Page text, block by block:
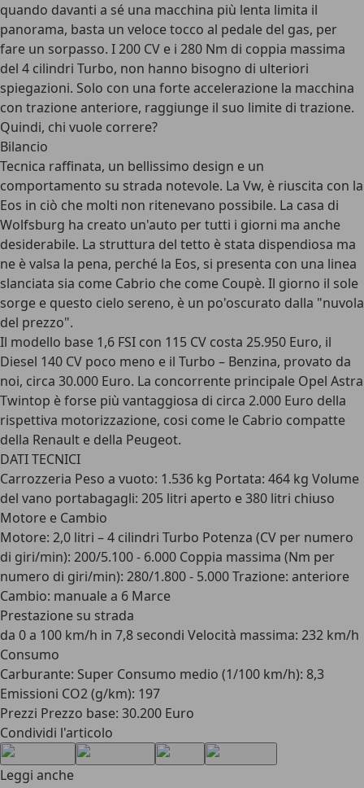
quando davanti a sé una macchina più lenta limita il
panorama, basta un veloce tocco al pedale del gas, per
fare un sorpasso. I 200 CV e i 280 Nm di coppia massima
del 4 cilindri Turbo, non hanno bisogno di ulteriori
spiegazioni. Solo con una forte accelerazione la macchina
con trazione anteriore, raggiunge il suo limite di trazione.
Quindi, chi vuole correre?
Bilancio
Tecnica raffinata, un bellissimo design e un
comportamento su strada notevole. La Vw, è riuscita con la
Eos in ciò che molti non ritenevano possibile. La casa di
Wolfsburg ha creato un'auto per tutti i giorni ma anche
desiderabile. La struttura del tetto è stata dispendiosa ma
ne è valsa la pena, perché la Eos, si presenta con una linea
slanciata sia come Cabrio che come Coupè. Il giorno il sole
sorge e questo cielo sereno, è un po'oscurato dalla "nuvola
del prezzo".
Il modello base 1,6 FSI con 115 CV costa 25.950 Euro, il
Diesel 140 CV poco meno e il Turbo – Benzina, provato da
noi, circa 30.000 Euro. La concorrente principale Opel Astra
Twintop è forse più vantaggiosa di circa 2.000 Euro della
rispettiva motorizzazione, cosi come le Cabrio compatte
della Renault e della Peugeot.
DATI TECNICI
Carrozzeria Peso a vuoto: 1.536 kg Portata: 464 kg Volume
del vano portabagagli: 205 litri aperto e 380 litri chiuso
Motore e Cambio
Motore: 2,0 litri – 4 cilindri Turbo Potenza (CV per numero
di giri/min): 200/5.100 - 6.000 Coppia massima (Nm per
numero di giri/min): 280/1.800 - 5.000 Trazione: anteriore
Cambio: manuale a 6 Marce
Prestazione su strada
da 0 a 100 km/h in 7,8 secondi Velocità massima: 232 km/h
Consumo
Carburante: Super Consumo medio (1/100 km/h): 8,3
Emissioni CO2 (g/km): 197
Prezzi Prezzo base: 30.200 Euro
Condividi l'articolo
Leggi anche